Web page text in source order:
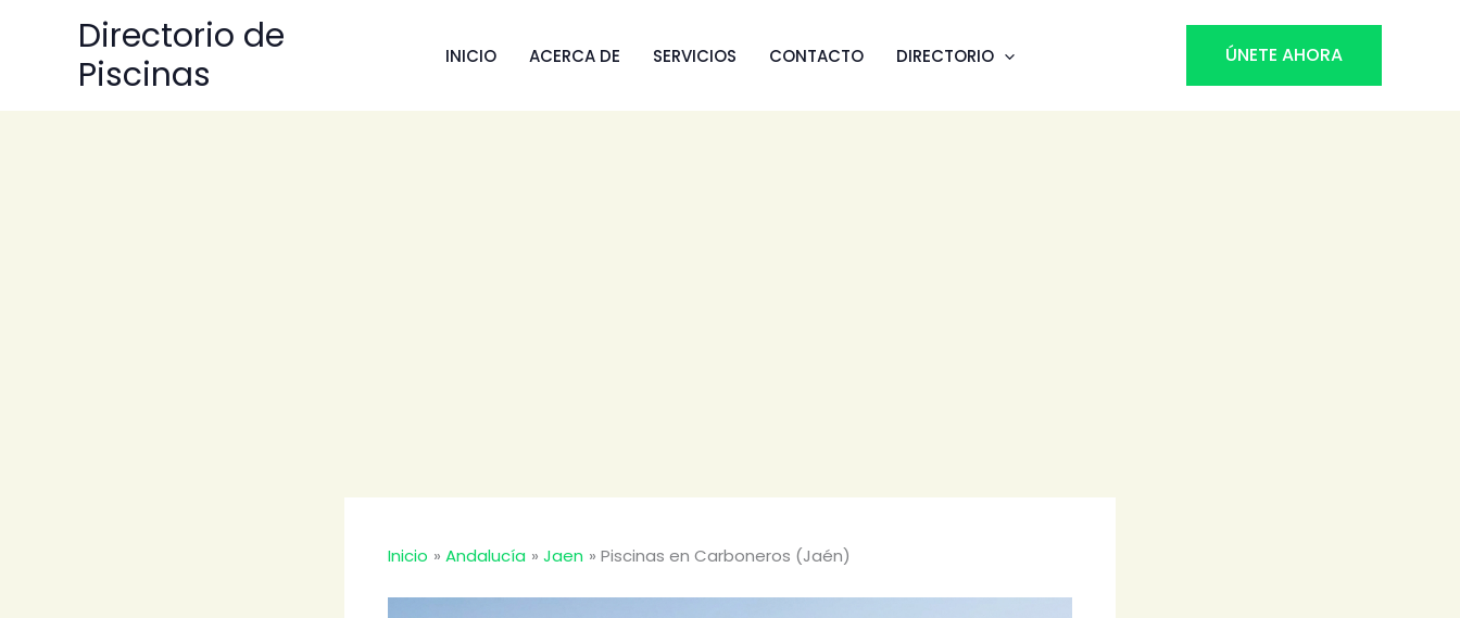
Directorio de
Piscinas
INICIO ACERCA DE SERVICIOS CONTACTO DIRECTORIO ÚNETE AHORA
Inicio Andalucía Jaen Piscinas en Carboneros (Jaén)